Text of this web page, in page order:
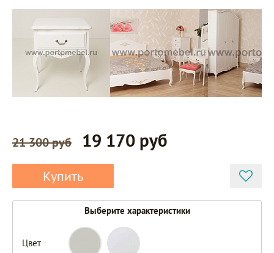
21 300 руб 19 170 руб
Купить
Выберите характеристики
Цвет